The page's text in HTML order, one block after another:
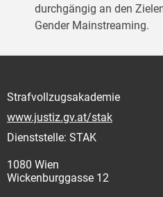
durchgängig an den
Gender Mainstreaming.
Strafvollzugsakademie
www.justiz.gv.at/stak
Dienststelle: STAK
1080 Wien
Wickenburggasse 12